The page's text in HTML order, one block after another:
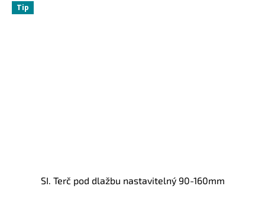
Tip
SI. Terč pod dlažbu nastavitelný 90-160mm